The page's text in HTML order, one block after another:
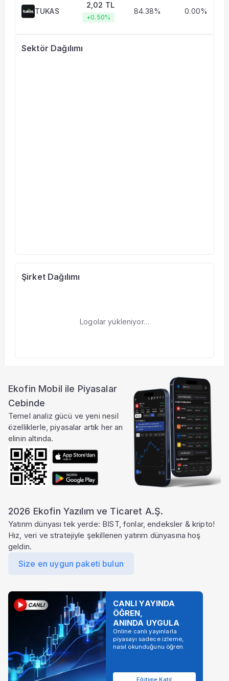
TUKAS
2,02 TL
+0.50%
84.38% 0.00%
Sektör Dağılımı
Şirket Dağılımı
Logolar yükleniyor…
Ekofin Mobil ile Piyasalar
Cebinde
Temel analiz gücü ve yeni nesil
özelliklerle, piyasalar artık her an
elinin altında.
2026 Ekofin Yazılım ve Ticaret A.Ş.
Yatırım dünyası tek yerde: BIST, fonlar, endeksler & kripto!
Hız, veri ve stratejiyle şekillenen yatırım dünyasına hoş
geldin.
Size en uygun paketi bulun
CANLI YAYINDA
ÖĞREN,
ANINDA UYGULA
Online canlı yayınlarla
piyasayı sadece izleme,
nasıl okunduğunu öğren.
Eğitime Katıl